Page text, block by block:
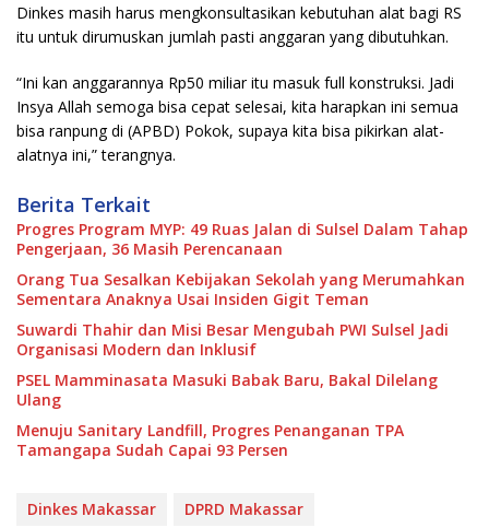
Dinkes masih harus mengkonsultasikan kebutuhan alat bagi RS
itu untuk dirumuskan jumlah pasti anggaran yang dibutuhkan.
“Ini kan anggarannya Rp50 miliar itu masuk full konstruksi. Jadi
Insya Allah semoga bisa cepat selesai, kita harapkan ini semua
bisa ranpung di (APBD) Pokok, supaya kita bisa pikirkan alat-
alatnya ini,” terangnya.
Berita Terkait
Progres Program MYP: 49 Ruas Jalan di Sulsel Dalam Tahap
Pengerjaan, 36 Masih Perencanaan
Orang Tua Sesalkan Kebijakan Sekolah yang Merumahkan
Sementara Anaknya Usai Insiden Gigit Teman
Suwardi Thahir dan Misi Besar Mengubah PWI Sulsel Jadi
Organisasi Modern dan Inklusif
PSEL Mamminasata Masuki Babak Baru, Bakal Dilelang
Ulang
Menuju Sanitary Landfill, Progres Penanganan TPA
Tamangapa Sudah Capai 93 Persen
Dinkes Makassar
DPRD Makassar